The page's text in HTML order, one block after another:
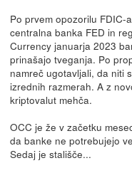
Po prvem opozorilu FDIC-
centralna banka FED in
Currency januarja 2023
prinašajo tveganja. Po
namreč ugotavljali, da niti
izrednih razmerah. A z
kriptovalut mehča.
OCC je že v začetku
da banke ne potrebujejo
Sedaj je stališče...